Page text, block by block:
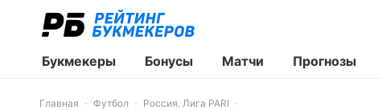
Букмекеры Бонусы Матчи Прогнозы
Главная Футбол Россия. Лига PARI